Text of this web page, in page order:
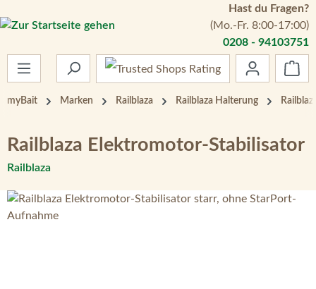
Zum Hauptinhalt springen
Hast du Fragen?
(Mo.-Fr. 8:00-17:00)
0208 - 94103751
myBait Marken Railblaza Railblaza Halterung
Railblaza Elektromotor-Stabilisator
Railblaza
Bildergalerie überspringen